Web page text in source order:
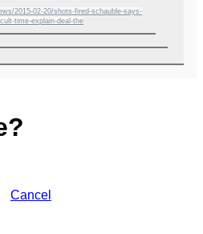
2015-02-20/shots-fired-schauble-says-
time-explain-deal-the
Cancel